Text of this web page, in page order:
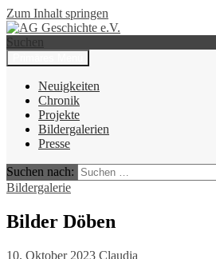
Zum Inhalt springen
AG Geschichte e.V.
Suchen
Neuigkeiten
Chronik
Projekte
Bildergalerien
Presse
Suchen nach:
Bildergalerie
Bilder Döben
10. Oktober 2023 Claudia